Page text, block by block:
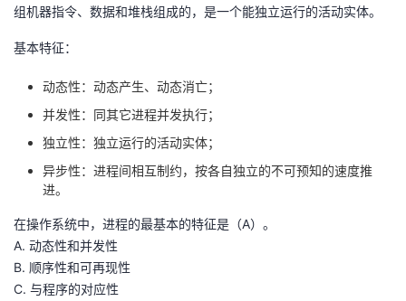
子
直
播
的
活
动
我
的
关
注
我
开
者
学
的
Programs
我
支
持
组机器指令、数据和堆栈组成的，是一个能独立运行的活动实体。
基本特征：
动态性：动态产生、动态消亡；
并发性：同其它进程并发执行；
独立性：独立运行的活动实体；
异步性：进程间相互制约，按各自独立的不可预知的速度推
进。
在操作系统中，进程的最基本的特征是（A）。
A. 动态性和并发性
B. 顺序性和可再现性
C. 与程序的对应性